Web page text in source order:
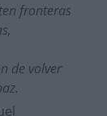
fronteras
de volver